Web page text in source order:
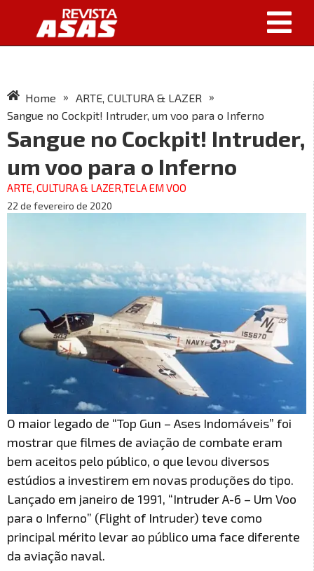
Home » ARTE, CULTURA & LAZER
»
Sangue no Cockpit! Intruder, um voo para o Inferno
Sangue no Cockpit! Intruder,
um voo para o Inferno
ARTE, CULTURA & LAZER,TELA EM VOO
22 de fevereiro de 2020
O maior legado de “Top Gun – Ases Indomáveis” foi
mostrar que filmes de aviação de combate eram
bem aceitos pelo público, o que levou diversos
estúdios a investirem em novas produções do tipo.
Lançado em janeiro de 1991, “Intruder A-6 – Um Voo
para o Inferno” (Flight of Intruder) teve como
principal mérito levar ao público uma face diferente
da aviação naval.